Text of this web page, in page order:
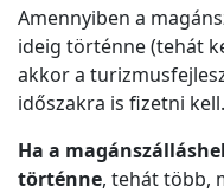
Amennyiben a
ideig történne (tehát
akkor a
időszakra is fizetni kell.
Ha a
történne, tehát több,